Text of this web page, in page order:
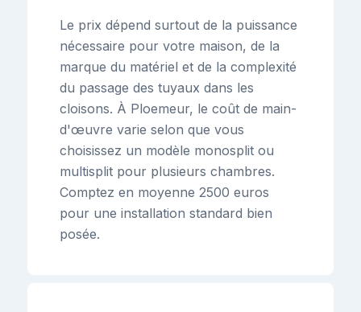
Le prix dépend surtout de la puissance
nécessaire pour votre maison, de la
marque du matériel et de la complexité
du passage des tuyaux dans les
cloisons. À Ploemeur, le coût de main-
d'œuvre varie selon que vous
choisissez un modèle monosplit ou
multisplit pour plusieurs chambres.
Comptez en moyenne 2500 euros
pour une installation standard bien
posée.